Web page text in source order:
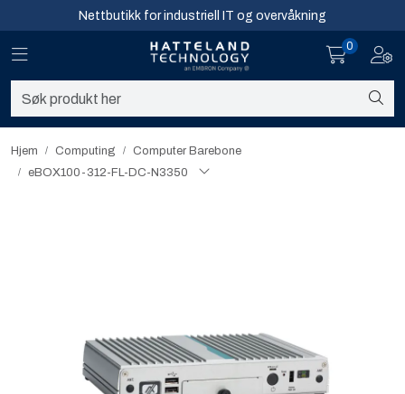
Skip to main contentNettbutikk for industriell IT og overvåkning
Toggle navigation
0
Hjem Computing
Computer Barebone
eBOX100-312-FL-DC-N3350
Nettverk
Computing